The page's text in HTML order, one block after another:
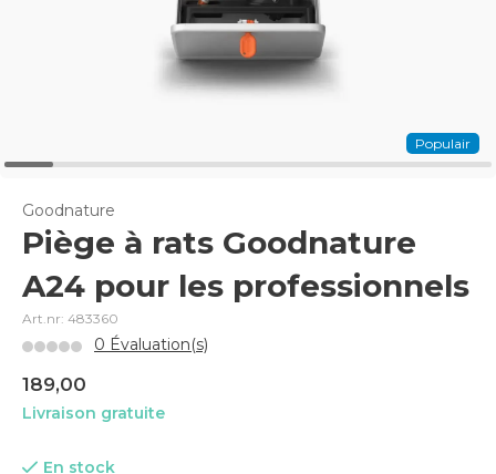
Populair
Goodnature
Piège à rats Goodnature
A24 pour les professionnels
Art.nr: 483360
0 Évaluation(s)
189,00
Livraison gratuite
En stock